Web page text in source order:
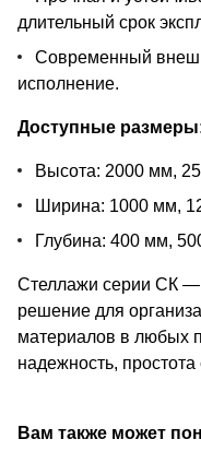
длительный срок
Современный
исполнение.
Доступные
Высота: 2000 мм,
Ширина: 1000 мм,
Глубина: 400 мм,
Стеллажи серии СК —
решение для
материалов в любых
надежность,
Вам также может